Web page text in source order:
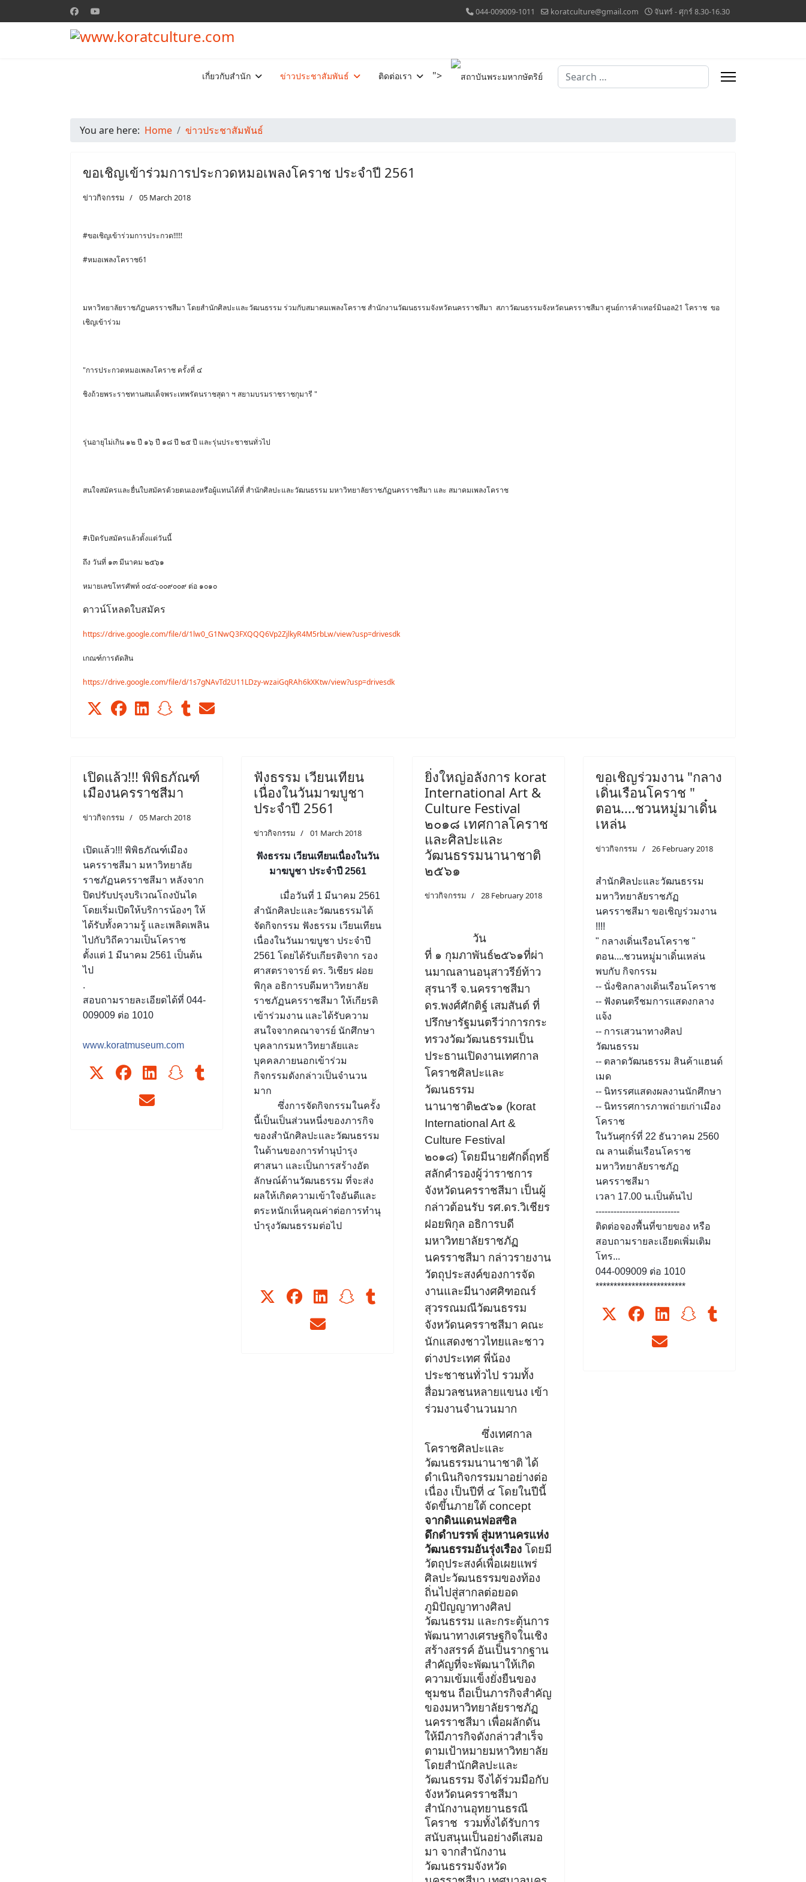
044-009009-1011 koratculture@gmail.com จันทร์ - ศุกร์ 8.30-16.30
เกี่ยวกับสำนัก ข่าวประชาสัมพันธ์ ติดต่อเรา "> Search
You are here: Home ข่าวประชาสัมพันธ์
ขอเชิญเข้าร่วมการประกวดหมอเพลงโคราช ประจำปี 2561
ข่าวกิจกรรม 05 March 2018
#ขอเชิญเข้าร่วมการประกวด!!!!!
#หมอเพลงโคราช61
มหาวิทยาลัยราชภัฏนครราชสีมา โดยสำนักศิลปะและวัฒนธรรม ร่วมกับสมาคมเพลงโคราช สำนักงานวัฒนธรรมจังหวัดนครราชสีมา สภาวัฒนธรรมจังหวัดนครราชสีมา ศูนย์การค้าเทอร์มินอล21 โคราช ขอ
เชิญเข้าร่วม
"การประกวดหมอเพลงโคราช ครั้งที่ ๔
ชิงถ้วยพระราชทานสมเด็จพระเทพรัตนราชสุดา ฯ สยามบรมราชราชกุมารี "
รุ่นอายุไม่เกิน ๑๒ ปี ๑๖ ปี ๑๘ ปี ๒๕ ปี และรุ่นประชาชนทั่วไป
สนใจสมัครและยื่นใบสมัครด้วยตนเองหรือผู้แทนได้ที่ สำนักศิลปะและวัฒนธรรม มหาวิทยาลัยราชภัฏนครราชสีมา และ สมาคมเพลงโคราช
#เปิดรับสมัครแล้วตั้งแต่วันนี้
ถึง วันที่ ๑๓ มีนาคม ๒๕๖๑
หมายเลขโทรศัพท์ ๐๔๔-๐๐๙๐๐๙ ต่อ ๑๐๑๐
ดาวน์โหลดใบสมัคร
https://drive.google.com/file/d/1lw0_G1NwQ3FXQQQ6Vp2ZjlkyR4M5rbLw/view?usp=drivesdk
เกณฑ์การตัดสิน
https://drive.google.com/file/d/1s7gNAvTd2U11LDzy-wzaiGqRAh6kXKtw/view?usp=drivesdk
เปิดแล้ว!!! พิพิธภัณฑ์
เมืองนครราชสีมา
ข่าวกิจกรรม 05 March 2018
เปิดแล้ว!!! พิพิธภัณฑ์เมือง
นครราชสีมา มหาวิทยาลัย
ราชภัฏนครราชสีมา หลังจาก
ปิดปรับปรุงบริเวณโถงบันได
โดยเริ่มเปิดให้บริการน้องๆ ให้
ได้รับทั้งความรู้ และเพลิดเพลิน
ไปกับวิถีความเป็นโคราช
ตั้งแต่ 1 มีนาคม 2561 เป็นต้น
ไป
.
สอบถามรายละเอียดได้ที่ 044-
009009 ต่อ 1010
www.koratmuseum.com
ฟังธรรม เวียนเทียน
เนื่องในวันมาฆบูชา
ประจำปี 2561
ข่าวกิจกรรม 01 March 2018
ฟังธรรม เวียนเทียนเนื่องในวัน
มาฆบูชา ประจำปี 2561
เมื่อวันที่ 1 มีนาคม 2561
สำนักศิลปะและวัฒนธรรมได้
จัดกิจกรรม ฟังธรรม เวียนเทียน
เนื่องในวันมาฆบูชา ประจำปี
2561 โดยได้รับเกียรติจาก รอง
ศาสตราจารย์ ดร. วิเชียร ฝอย
พิกุล อธิการบดีมหาวิทยาลัย
ราชภัฏนครราชสีมา ให้เกียรติ
เข้าร่วมงาน และได้รับความ
สนใจจากคณาจารย์ นักศึกษา
บุคลากรมหาวิทยาลัยและ
บุคคลภายนอกเข้าร่วม
กิจกรรมดังกล่าวเป็นจำนวน
มาก
ซึ่งการจัดกิจกรรมในครั้ง
นี้เป็นเป็นส่วนหนี่งของภารกิจ
ของสำนักศิลปะและวัฒนธรรม
ในด้านของการทำนุบำรุง
ศาสนา และเป็นการสร้างอัต
ลักษณ์ด้านวัฒนธรรม ที่จะส่ง
ผลให้เกิดความเข้าใจอันดีและ
ตระหนักเห็นคุณค่าต่อการทำนุ
บำรุงวัฒนธรรมต่อไป
ยิ่งใหญ่อลังการ korat
International Art &
Culture Festival
๒๐๑๘ เทศกาลโคราช
และศิลปะและ
วัฒนธรรมนานาชาติ
๒๕๖๑
ข่าวกิจกรรม 28 February 2018
วัน
ที่ ๑ กุมภาพันธ์๒๕๖๑ที่ผ่า
นมาณลานอนุสาวรีย์ท้าว
สุรนารี จ.นครราชสีมา
ดร.พงศ์ศักติฐ์ เสมสันต์ ที่
ปรึกษารัฐมนตรีว่าการกระ
ทรวงวัฒวัฒนธรรมเป็น
ประธานเปิดงานเทศกาล
โคราชศิลปะและ
วัฒนธรรม
นานาชาติ๒๕๖๑ (korat
International Art &
Culture Festival
๒๐๑๘) โดยมีนายศักดิ์ฤทธิ์
สลักคำรองผู้ว่าราชการ
จังหวัดนครราชสีมา เป็นผู้
กล่าวต้อนรับ รศ.ดร.วิเชียร
ฝอยพิกุล อธิการบดี
มหาวิทยาลัยราชภัฏ
นครราชสีมา กล่าวรายงาน
วัตถุประสงค์ของการจัด
งานและมีนางศศิฑอณร์
สุวรรณมณีวัฒนธรรม
จังหวัดนครราชสีมา คณะ
นักแสดงชาวไทยและชาว
ต่างประเทศ พี่น้อง
ประชาชนทั่วไป รวมทั้ง
สื่อมวลชนหลายแขนง เข้า
ร่วมงานจำนวนมาก
ซึ่งเทศกาล
โคราชศิลปะและ
วัฒนธรรมนานาชาติ ได้
ดำเนินกิจกรรมมาอย่างต่อ
เนื่อง เป็นปีที่ ๔ โดยในปีนี้
จัดขึ้นภายใต้ concept
จากดินแดนฟอสซิล
ดึกดำบรรพ์ สู่มหานครแห่ง
วัฒนธรรมอันรุ่งเรือง โดยมี
วัตถุประสงค์เพื่อเผยแพร่
ศิลปะวัฒนธรรมของท้อง
ถิ่นไปสู่สากลต่อยอด
ภูมิปัญญาทางศิลป
วัฒนธรรม และกระตุ้นการ
พัฒนาทางเศรษฐกิจในเชิง
สร้างสรรค์ อันเป็นรากฐาน
สำคัญที่จะพัฒนาให้เกิด
ความเข้มแข็งยั่งยืนของ
ชุมชน ถือเป็นภารกิจสำคัญ
ของมหาวิทยาลัยราชภัฏ
นครราชสีมา เพื่อผลักดัน
ให้มีภารกิจดังกล่าวสำเร็จ
ตามเป้าหมายมหาวิทยาลัย
โดยสำนักศิลปะและ
วัฒนธรรม จึงได้ร่วมมือกับ
จังหวัดนครราชสีมา
สำนักงานอุทยานธรณี
โคราช รวมทั้งได้รับการ
สนับสนุนเป็นอย่างดีเสมอ
มา จากสำนักงาน
วัฒนธรรมจังหวัด
ขอเชิญร่วมงาน "กลาง
เดิ่นเรือนโคราช "
ตอน....ชวนหมู่มาเดิ๋น
เหล่น
ข่าวกิจกรรม 26 February 2018
สำนักศิลปะและวัฒนธรรม
มหาวิทยาลัยราชภัฏ
นครราชสีมา ขอเชิญร่วมงาน
!!!!
" กลางเดิ่นเรือนโคราช "
ตอน....ชวนหมู่มาเดิ๋นเหล่น
พบกับ กิจกรรม
-- นั่งชิลกลางเดิ่นเรือนโคราช
-- ฟังดนตรีชมการแสดงกลาง
แจ้ง
-- การเสวนาทางศิลป
วัฒนธรรม
-- ตลาดวัฒนธรรม สินค้าแฮนด์
เมด
-- นิทรรศแสดงผลงานนักศึกษา
-- นิทรรศการภาพถ่ายเก่าเมือง
โคราช
ในวันศุกร์ที่ 22 ธันวาคม 2560
ณ ลานเดิ่นเรือนโคราช
มหาวิทยาลัยราชภัฏ
นครราชสีมา
เวลา 17.00 น.เป็นต้นไป
----------------------------
ติดต่อจองพื้นที่ขายของ หรือ
สอบถามรายละเอียดเพิ่มเติม
โทร...
044-009009 ต่อ 1010
*************************